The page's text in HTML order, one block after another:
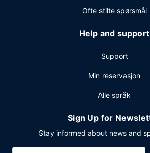
Ofte stilte spørsmål
Help and support
Support
Min reservasjon
Alle språk
Sign Up for
Stay informed about news and